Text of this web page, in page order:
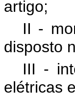
artigo;
II -
disposto
III -
elétricas